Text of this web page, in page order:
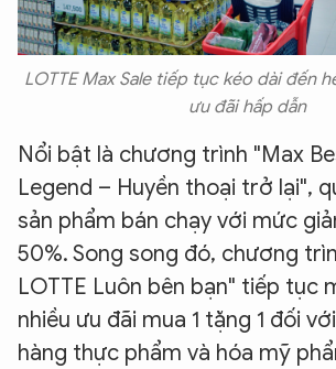
LOTTE Max Sale tiếp tục kéo dài đến
ưu đãi hấp dẫn
Nổi bật là chương trình "Max
Legend – Huyền thoại trở lại",
sản phẩm bán chạy với mức
50%. Song song đó, chương
LOTTE Luôn bên bạn" tiếp tục
nhiều ưu đãi mua 1 tặng 1 đối
hàng thực phẩm và hóa mỹ